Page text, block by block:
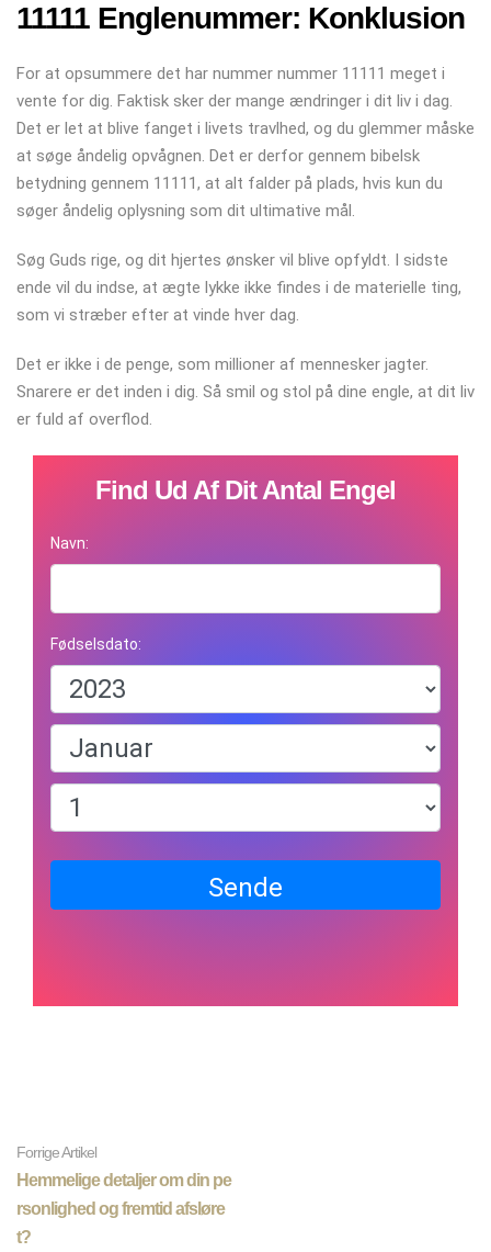
11111 Englenummer: Konklusion
For at opsummere det har nummer nummer 11111 meget i
vente for dig. Faktisk sker der mange ændringer i dit liv i dag.
Det er let at blive fanget i livets travlhed, og du glemmer måske
at søge åndelig opvågnen. Det er derfor gennem bibelsk
betydning gennem 11111, at alt falder på plads, hvis kun du
søger åndelig oplysning som dit ultimative mål.
Søg Guds rige, og dit hjertes ønsker vil blive opfyldt. I sidste
ende vil du indse, at ægte lykke ikke findes i de materielle ting,
som vi stræber efter at vinde hver dag.
Det er ikke i de penge, som millioner af mennesker jagter.
Snarere er det inden i dig. Så smil og stol på dine engle, at dit liv
er fuld af overflod.
Find Ud Af Dit Antal Engel
Navn:
Fødselsdato:
Sende
Forrige Artikel
Hemmelige detaljer om din pe
rsonlighed og fremtid afsløre
t?